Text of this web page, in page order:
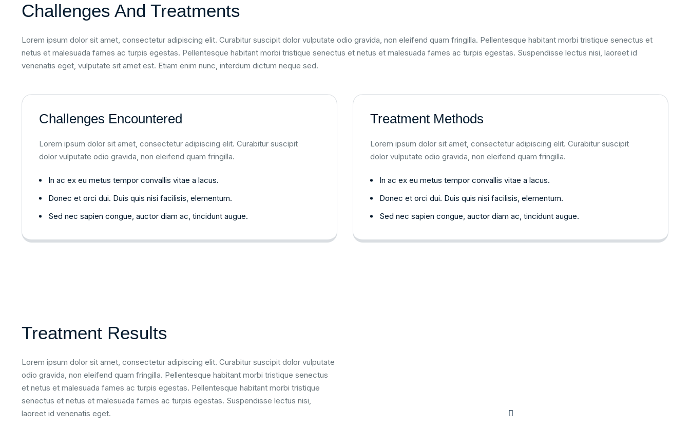
Challenges And Treatments
Lorem ipsum dolor sit amet, consectetur adipiscing elit. Curabitur suscipit dolor vulputate odio gravida, non eleifend quam fringilla. Pellentesque habitant morbi tristique senectus et
netus et malesuada fames ac turpis egestas. Pellentesque habitant morbi tristique senectus et netus et malesuada fames ac turpis egestas. Suspendisse lectus nisi, laoreet id
venenatis eget, vulputate sit amet est. Etiam enim nunc, interdum dictum neque sed.
Challenges Encountered
Lorem ipsum dolor sit amet, consectetur adipiscing elit. Curabitur suscipit
dolor vulputate odio gravida, non eleifend quam fringilla.
In ac ex eu metus tempor convallis vitae a lacus.
Donec et orci dui. Duis quis nisi facilisis, elementum.
Sed nec sapien congue, auctor diam ac, tincidunt augue.
Treatment Methods
Lorem ipsum dolor sit amet, consectetur adipiscing elit. Curabitur suscipit
dolor vulputate odio gravida, non eleifend quam fringilla.
In ac ex eu metus tempor convallis vitae a lacus.
Donec et orci dui. Duis quis nisi facilisis, elementum.
Sed nec sapien congue, auctor diam ac, tincidunt augue.
Treatment Results
Lorem ipsum dolor sit amet, consectetur adipiscing elit. Curabitur suscipit dolor vulputate
odio gravida, non eleifend quam fringilla. Pellentesque habitant morbi tristique senectus
et netus et malesuada fames ac turpis egestas. Pellentesque habitant morbi tristique
senectus et netus et malesuada fames ac turpis egestas. Suspendisse lectus nisi,
laoreet id venenatis eget.